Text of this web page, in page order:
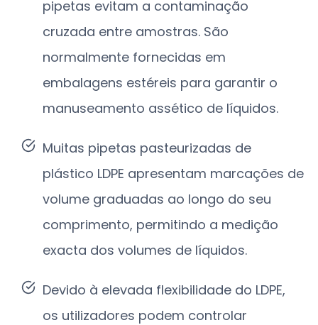
pipetas evitam a contaminação
cruzada entre amostras. São
normalmente fornecidas em
embalagens estéreis para garantir o
manuseamento assético de líquidos.
Muitas pipetas pasteurizadas de
plástico LDPE apresentam marcações de
volume graduadas ao longo do seu
comprimento, permitindo a medição
exacta dos volumes de líquidos.
Devido à elevada flexibilidade do LDPE,
os utilizadores podem controlar